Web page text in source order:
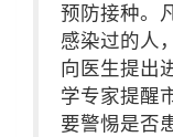
预防接种。
感染过的人
向医生提出
学专家提醒
要警惕是否